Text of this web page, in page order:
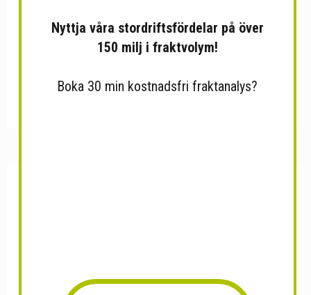
Hot stone - stora paketet
Nyttja våra stordriftsfördelar på över
150 milj i fraktvolym!
Boka 30 min kostnadsfri fraktanalys?